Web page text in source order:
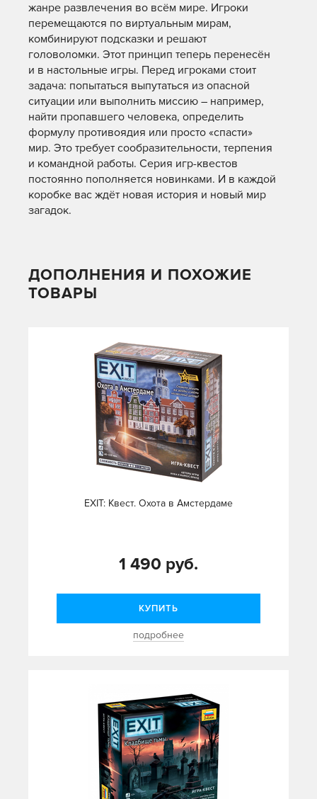
жанре развлечения во всём мире. Игроки
перемещаются по виртуальным мирам,
комбинируют подсказки и решают
головоломки. Этот принцип теперь перенесён
и в настольные игры. Перед игроками стоит
задача: попытаться выпутаться из опасной
ситуации или выполнить миссию – например,
найти пропавшего человека, определить
формулу противоядия или просто «спасти»
мир. Это требует сообразительности, терпения
и командной работы. Серия игр-квестов
постоянно пополняется новинками. И в каждой
коробке вас ждёт новая история и новый мир
загадок.
ДОПОЛНЕНИЯ И ПОХОЖИЕ
ТОВАРЫ
EXIT: Квест. Охота в Амстердаме
1 490 руб.
КУПИТЬ
подробнее